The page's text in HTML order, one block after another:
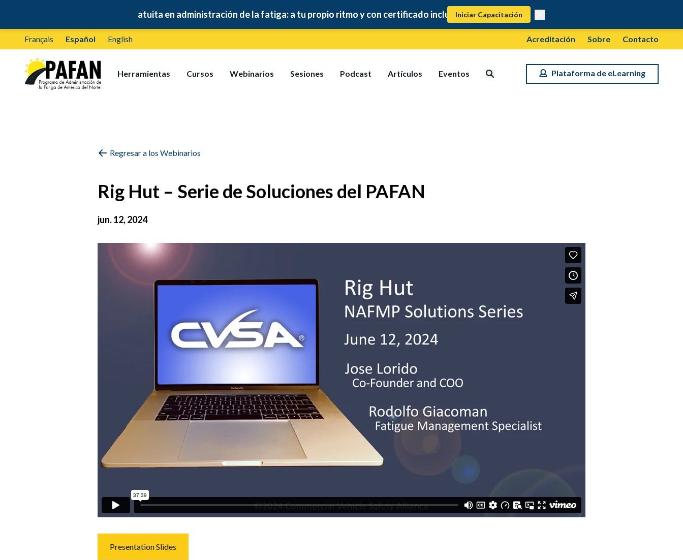
Capacitación gratuita en administración de la fatiga: a tu propio ritmo y con certificado incluido Iniciar Capacitación
Français Español English Acreditación Sobre Contacto
Herramientas Cursos Webinarios Sesiones Podcast Artículos Eventos Plataforma de eLearning
Regresar a los Webinarios
Rig Hut – Serie de Soluciones del PAFAN
jun. 12, 2024
Presentation Slides